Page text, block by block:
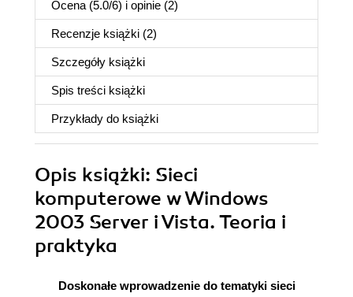
Ocena (5.0/6) i opinie (2)
Recenzje książki (2)
Szczegóły książki
Spis treści książki
Przykłady do książki
Opis książki: Sieci
komputerowe w Windows
2003 Server i Vista. Teoria i
praktyka
Doskonałe wprowadzenie do tematyki sieci